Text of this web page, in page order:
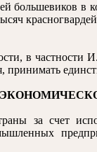
большевиков в
в
принимать
за счет